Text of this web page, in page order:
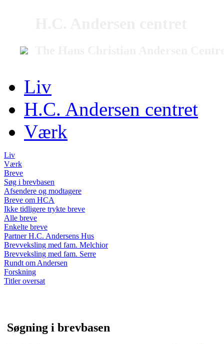
Liv
H.C. Andersen centret
Værk
Liv
Værk
Breve
Søg i brevbasen
Afsendere og modtagere
Breve om HCA
Ikke tidligere trykte breve
Alle breve
Enkelte breve
Partner H.C. Andersens Hus
Brevveksling med fam. Melchior
Brevveksling med fam. Serre
Rundt om Andersen
Forskning
Titler oversat
Søgning i brevbasen